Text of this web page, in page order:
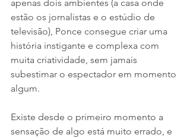
apenas dois ambientes (a casa onde
estão os jornalistas e o estúdio de
televisão), Ponce consegue criar uma
história instigante e complexa com
muita criatividade, sem jamais
subestimar o espectador em momento
algum.
Existe desde o primeiro momento a
sensação de algo está muito errado, e